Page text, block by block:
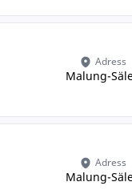
Adress
Malung-
Adress
Malung-